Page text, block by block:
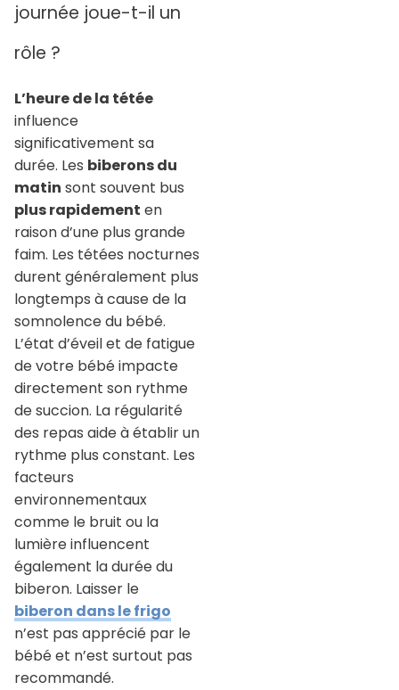
journée joue-t-il un
rôle ?
L’heure de la tétée
influence
significativement sa
durée. Les biberons du
matin sont souvent bus
plus rapidement en
raison d’une plus grande
faim. Les tétées nocturnes
durent généralement plus
longtemps à cause de la
somnolence du bébé.
L’état d’éveil et de fatigue
de votre bébé impacte
directement son rythme
de succion. La régularité
des repas aide à établir un
rythme plus constant. Les
facteurs
environnementaux
comme le bruit ou la
lumière influencent
également la durée du
biberon. Laisser le
biberon dans le frigo
n’est pas apprécié par le
bébé et n’est surtout pas
recommandé.